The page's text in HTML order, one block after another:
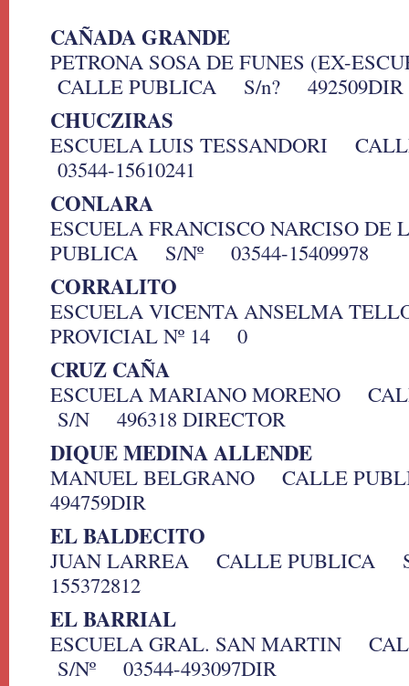
CAÑADA GRANDE
PETRONA SOSA DE FUNES (EX-
CALLE PUBLICA S/n? 492509DIR
CHUCZIRAS
ESCUELA LUIS TESSANDORI
03544-15610241
CONLARA
ESCUELA FRANCISCO NARCISO
PUBLICA S/Nº 03544-15409978
CORRALITO
ESCUELA VICENTA ANSELMA
PROVICIAL Nº 14 0
CRUZ CAÑA
ESCUELA MARIANO MORENO
S/N 496318 DIRECTOR
DIQUE MEDINA ALLENDE
MANUEL BELGRANO CALLE
494759DIR
EL BALDECITO
JUAN LARREA CALLE PUBLICA
155372812
EL BARRIAL
ESCUELA GRAL. SAN MARTIN
S/Nº 03544-493097DIR